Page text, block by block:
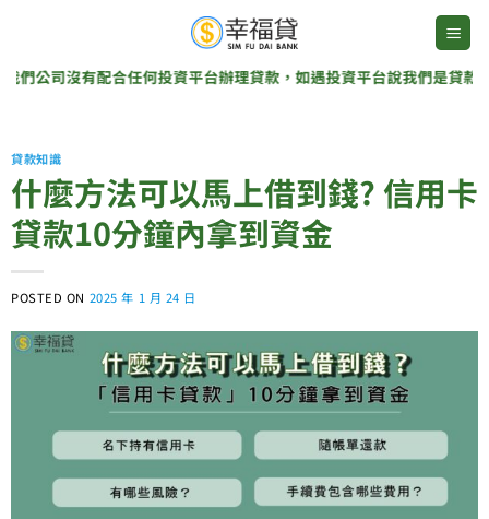
content
沒有配合任何投資平台辦理貸款，如遇投資平台說我們是貸款協辦
貸款知識
什麼方法可以馬上借到錢? 信用卡
貸款10分鐘內拿到資金
POSTED ON 2025 年 1 月 24 日